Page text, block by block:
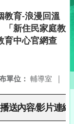
教育-浪漫回溫
「新住民家庭教
育中心官網查
單位： 輔導室 |
播送內容/影片連結